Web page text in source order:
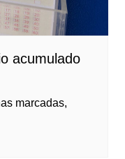
acumulado
marcadas,